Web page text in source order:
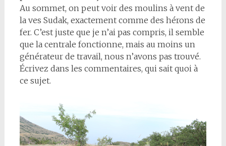
Au sommet, on peut voir des moulins à vent de
la ves Sudak, exactement comme des hérons de
fer. C’est juste que je n’ai pas compris, il semble
que la centrale fonctionne, mais au moins un
générateur de travail, nous n’avons pas trouvé.
Écrivez dans les commentaires, qui sait quoi à
ce sujet.